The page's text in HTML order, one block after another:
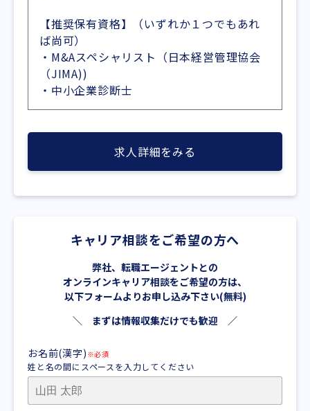
【推奨保有資格】（いずれか１つでもあれ
ば尚可）
・M&Aスペシャリスト（日本経営管理協会
（JIMA))
・中小企業診断士
求人詳細をみる
キャリア相談をご希望の方へ
弊社、転職エージェントとの
オンラインキャリア相談をご希望の方は、
以下フォームよりお申し込み下さい(無料)
＼ まずは情報収集だけでも歓迎 ／
お名前(漢字) ※必須
姓と名の間にスペースを入力してください